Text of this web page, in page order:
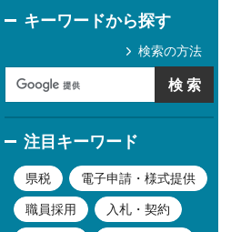
キーワードから探す
検索の方法
注目キーワード
県税 電子申請・様式提供
職員採用 入札・契約